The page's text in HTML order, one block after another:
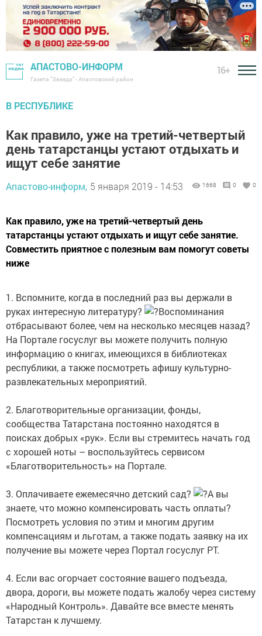
АПАСТОВО-ИНФОРМ
Газета "Звезда" - Апастовский район
16+
В РЕСПУБЛИКЕ
Как правило, уже на третий-четвертый
день татарстанцы устают отдыхать и
ищут себе занятие
Апастово-информ, 5 января 2019 - 14:53 1668 0 0
Как правило, уже на третий-четвертый день
татарстанцы устают отдыхать и ищут себе занятие.
Совместить приятное с полезным вам помогут советы
ниже
1. Вспомните, когда в последний раз вы держали в
руках интересную литературу?
Воспоминания
отбрасывают более, чем на несколько месяцев назад?
На Портале госуслуг вы можете получить полную
информацию о книгах, имеющихся в библиотеках
республики, а также посмотреть афишу культурно-
развлекательных мероприятий.
2. Благотворительные организации, фонды,
сообщества Татарстана постоянно находятся в
поисках добрых «рук». Если вы стремитесь начать год
с хорошей ноты – воспользуйтесь сервисом
«Благотворительность» на Портале.
3. Оплачиваете ежемесячно детский сад?
А вы
знаете, что можно компенсировать часть оплаты?
Посмотреть условия по этим и многим другим
компенсациям и льготам, а также подать заявку на их
получение вы можете через Портал госуслуг РТ.
4. Если вас огорчает состояние вашего подъезда,
двора, дороги, вы можете подать жалобу через систему
«Народный Контроль». Давайте все вместе менять
Татарстан к лучшему.